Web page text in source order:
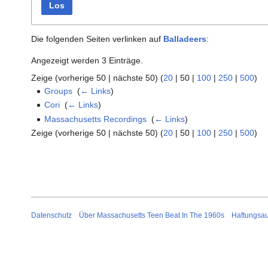
Los
Die folgenden Seiten verlinken auf Balladeers:
Angezeigt werden 3 Einträge.
Zeige (vorherige 50 | nächste 50) (20 | 50 | 100 | 250 | 500)
Groups ‎(← Links)
Cori ‎(← Links)
Massachusetts Recordings ‎(← Links)
Zeige (vorherige 50 | nächste 50) (20 | 50 | 100 | 250 | 500)
Datenschutz Über Massachusetts Teen Beat In The 1960s